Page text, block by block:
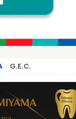
G.E.C.
O BRASIL